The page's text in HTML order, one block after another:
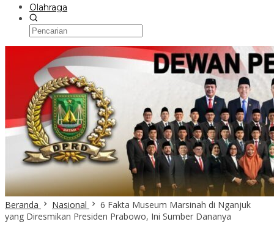
Olahraga
Beranda Nasional
6 Fakta Museum Marsinah di Nganjuk
yang Diresmikan Presiden Prabowo, Ini Sumber Dananya